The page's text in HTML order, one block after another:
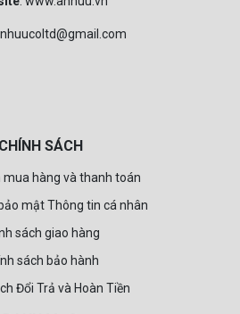
CHÍNH SÁCH
mua hàng và thanh toán
mật Thông tin cá nhân
sách giao hàng
sách bảo hành
Đổi Trả và Hoàn Tiền